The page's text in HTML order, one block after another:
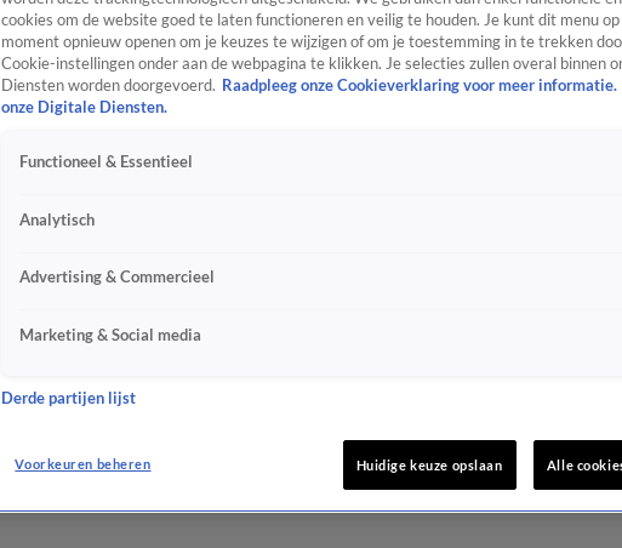
cookies om de website goed te laten functioneren en veilig te houden. Je kunt dit menu
moment opnieuw openen om je keuzes te wijzigen of om je toestemming in te trekken
Cookie-instellingen onder aan de webpagina te klikken. Je selecties zullen overal binnen
Diensten worden doorgevoerd. Raadpleeg onze Cookieverklaring voor meer informatie.
onze Digitale Diensten.
Functioneel & Essentieel
Analytisch
Advertising & Commercieel
Marketing & Social media
Derde partijen lijst
Voorkeuren beheren Huidige keuze opslaan Alle